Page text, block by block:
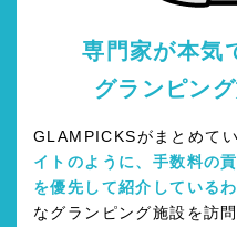
専門家が本気
グランピン
GLAMPICKSがまとめて
イトのように、手数料の
を優先して紹介している
なグランピング施設を訪